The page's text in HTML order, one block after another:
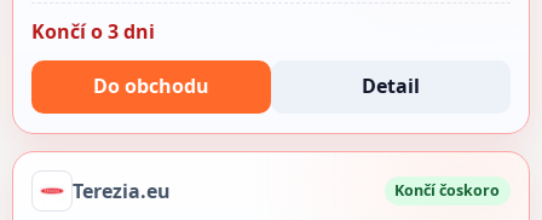
Končí o 3 dni
Do obchodu Detail
Terezia.eu Končí čoskoro